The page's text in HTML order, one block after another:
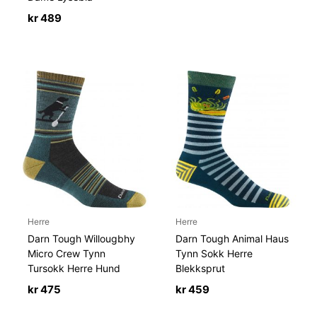
kr489
Herre
Darn Tough Willougbhy
Micro Crew Tynn
Tursokk Herre Hund
kr475
Herre
Darn Tough Animal Haus
Tynn Sokk Herre
Blekksprut
kr459